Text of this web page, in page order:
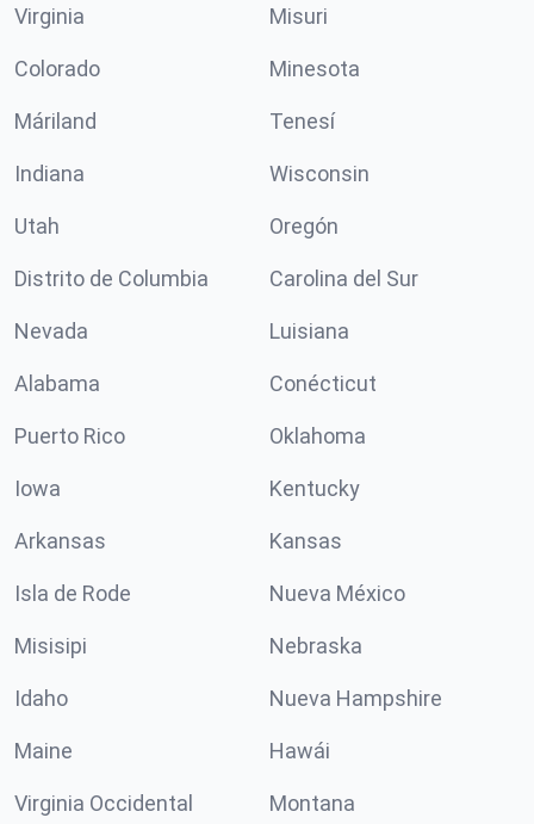
Virginia Misuri
Colorado Minesota
Máriland Tenesí
Indiana Wisconsin
Utah Oregón
Distrito de Columbia Carolina del Sur
Nevada Luisiana
Alabama Conécticut
Puerto Rico Oklahoma
Iowa Kentucky
Arkansas Kansas
Isla de Rode Nueva México
Misisipi Nebraska
Idaho Nueva Hampshire
Maine Hawái
Virginia Occidental Montana